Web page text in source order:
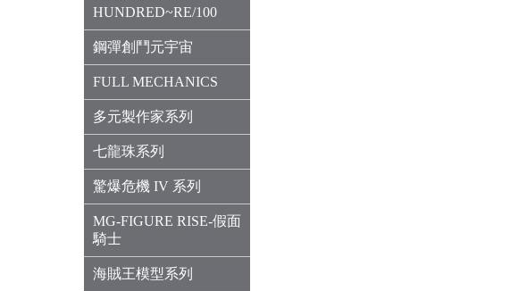
HUNDRED~RE/100
鋼彈創鬥元宇宙
FULL MECHANICS
多元製作家系列
七龍珠系列
驚爆危機 IV 系列
MG-FIGURE RISE-假面
騎士
海賊王模型系列